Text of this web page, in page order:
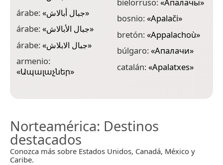
árabe:«جبال أبالاش»
árabe:«جبال الأبالاش»
árabe:«جبال الابلاش»
armenio:
«Ապալաչներ»
bosnio:«Apalači»
bretón:«Appalachoù»
búlgaro:«Апалачи»
catalán:«Apalatxes»
Norteamérica: Destinos
destacados
Conozca más sobre Estados Unidos, Canadá, México y
Caribe.